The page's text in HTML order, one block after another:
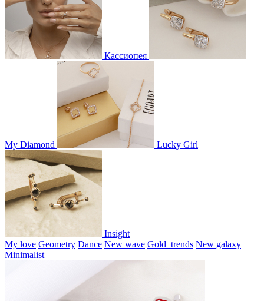
Кассиопея
My Diamond Lucky Girl
Insight
My love Geometry Dance New wave Gold_trends New galaxy
Minimalist